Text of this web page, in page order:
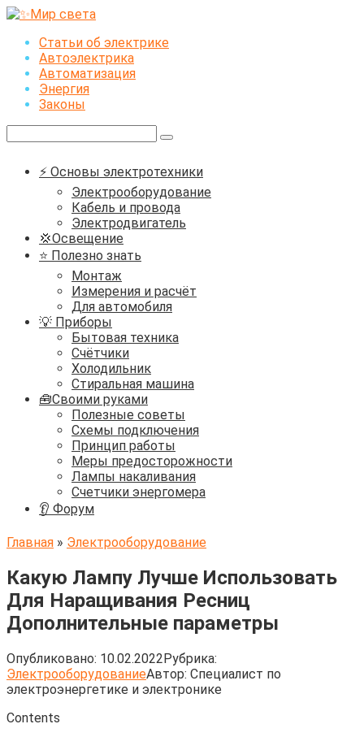
Перейти
контентуСтатьи об электрике
Автоэлектрика
Автоматизация
Энергия
Законы
⚡ Основы электротехники
Электрооборудование
Кабель и провода
Электродвигатель
💢Освещение
⭐ Полезно знать
Монтаж
Измерения и расчёт
Для автомобиля
💡 Приборы
Бытовая техника
Счётчики
Холодильник
Стиральная машина
🧰Своими руками
Полезные советы
Схемы подключения
Принцип работы
Меры предосторожности
Лампы накаливания
Счетчики энергомера
👂 Форум
Главная » Электрооборудование
Какую Лампу Лучше Использовать
Для Наращивания Ресниц
Дополнительные параметры
Опубликовано: 10.02.2022Рубрика:
ЭлектрооборудованиеАвтор: Cпециалист по
электроэнергетике и электронике
Contents